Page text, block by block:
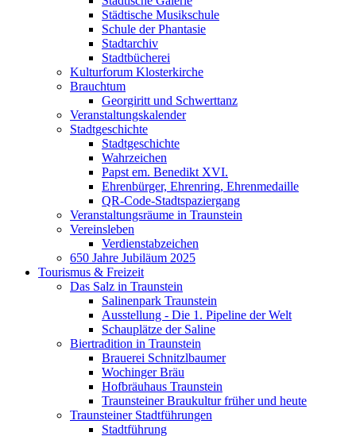
Städtische Musikschule
Schule der Phantasie
Stadtarchiv
Stadtbücherei
Kulturforum Klosterkirche
Brauchtum
Georgiritt und Schwerttanz
Veranstaltungskalender
Stadtgeschichte
Stadtgeschichte
Wahrzeichen
Papst em. Benedikt XVI.
Ehrenbürger, Ehrenring, Ehrenmedaille
QR-Code-Stadtspaziergang
Veranstaltungsräume in Traunstein
Vereinsleben
Verdienstabzeichen
650 Jahre Jubiläum 2025
Tourismus & Freizeit
Das Salz in Traunstein
Salinenpark Traunstein
Ausstellung - Die 1. Pipeline der Welt
Schauplätze der Saline
Biertradition in Traunstein
Brauerei Schnitzlbaumer
Wochinger Bräu
Hofbräuhaus Traunstein
Traunsteiner Braukultur früher und heute
Traunsteiner Stadtführungen
Stadtführung